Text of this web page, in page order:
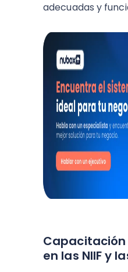
adecuadas y
en las NIIF y